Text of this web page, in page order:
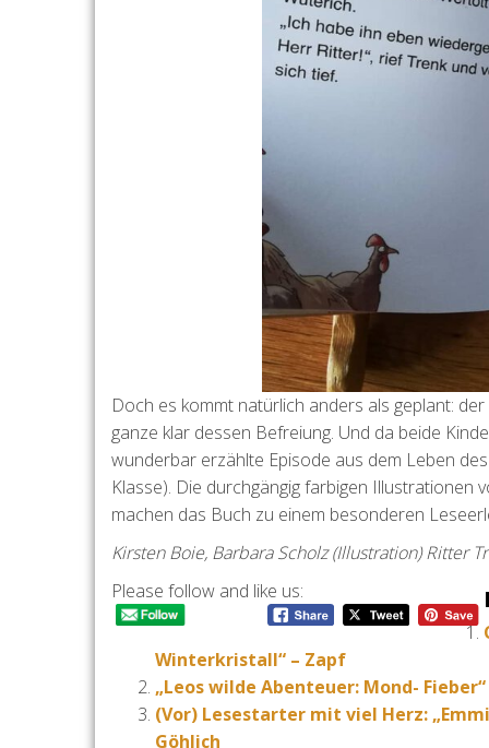
Doch es kommt natürlich anders als geplant:
ganze klar dessen Befreiung. Und da beide
wunderbar erzählte Episode aus dem Leben
Klasse). Die durchgängig farbigen
machen das Buch zu einem besonderen
Kirsten Boie, Barbara Scholz (Illustration) Ritter
Please follow and like us:
Winterkristall“ – Zapf
„Leos wilde Abenteuer: Mond-
(Vor) Lesestarter mit viel Herz:
Göhlich